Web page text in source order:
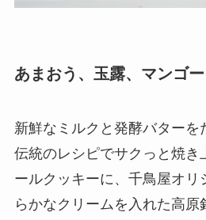
あまおう、玉露、マンゴー
新鮮なミルクと発酵バターを
伝統のレシピでサクっと焼き
ールクッキーに、千鳥屋オリ
らかなクリームを入れた高原